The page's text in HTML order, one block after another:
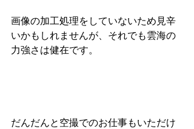
画像の加工処理をしていないため見辛
いかもしれませんが、それでも雲海の
力強さは健在です。
だんだんと空撮でのお仕事もいただけ